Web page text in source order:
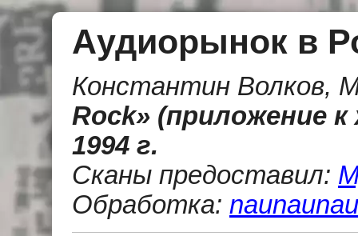
Аудиорынок в
Константин Волков,
Rock» (приложение
1994 г.
Сканы предоставил:
Обработка: